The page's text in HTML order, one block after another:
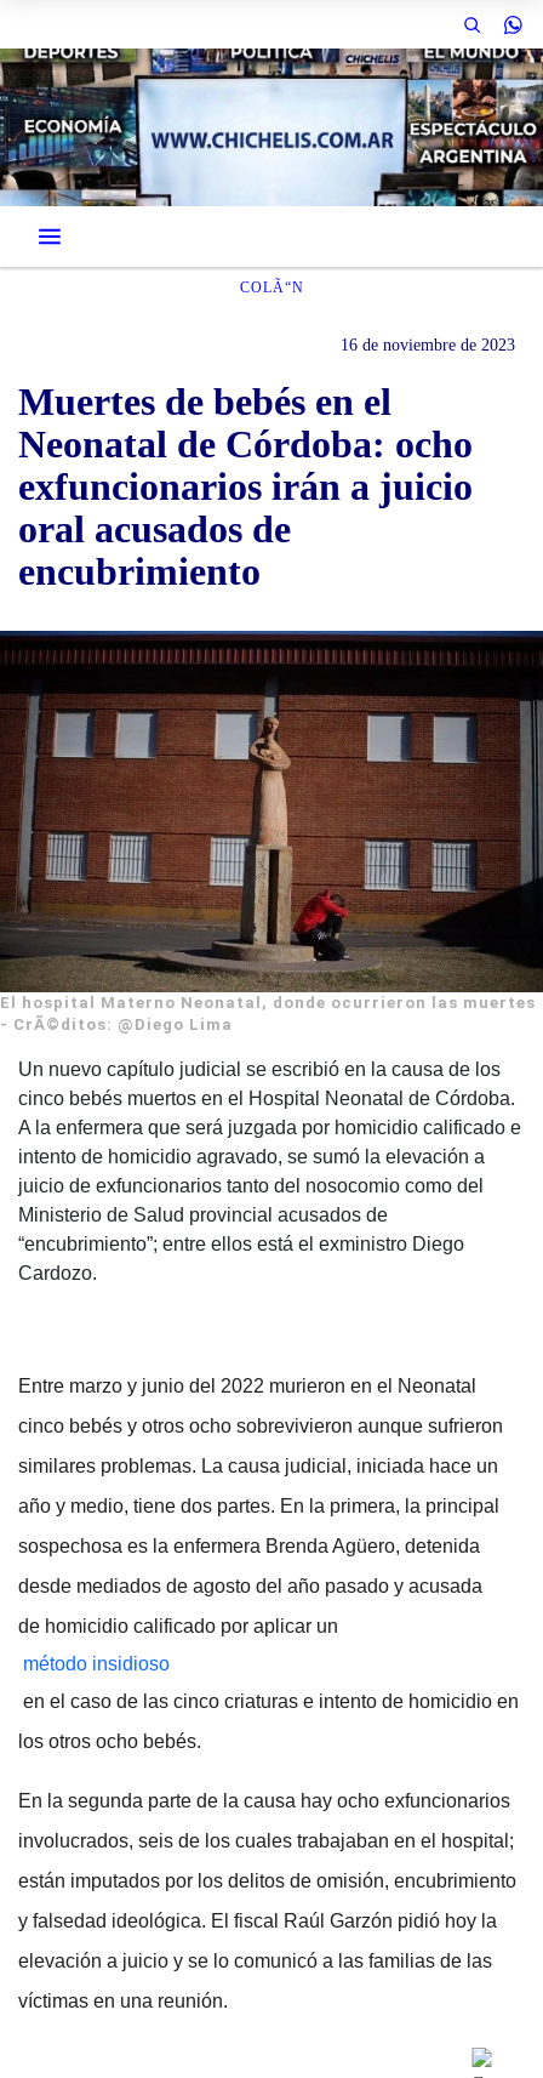
COLÃ“N
16 de noviembre de 2023
Muertes de bebés en el
Neonatal de Córdoba: ocho
exfuncionarios irán a juicio
oral acusados de
encubrimiento
El hospital Materno Neonatal, donde ocurrieron las muertes
- CrÃ©ditos: @Diego Lima
Un nuevo capítulo judicial se escribió en la causa de los
cinco bebés muertos en el Hospital Neonatal de Córdoba.
A la enfermera que será juzgada por homicidio calificado e
intento de homicidio agravado, se sumó la elevación a
juicio de exfuncionarios tanto del nosocomio como del
Ministerio de Salud provincial acusados de
“encubrimiento”; entre ellos está el exministro Diego
Cardozo.
Entre marzo y junio del 2022 murieron en el Neonatal
cinco bebés y otros ocho sobrevivieron aunque sufrieron
similares problemas. La causa judicial, iniciada hace un
año y medio, tiene dos partes. En la primera, la principal
sospechosa es la enfermera Brenda Agüero, detenida
desde mediados de agosto del año pasado y acusada
de homicidio calificado por aplicar un
método insidioso
en el caso de las cinco criaturas e intento de homicidio en
los otros ocho bebés.
En la segunda parte de la causa hay ocho exfuncionarios
involucrados, seis de los cuales trabajaban en el hospital;
están imputados por los delitos de omisión, encubrimiento
y falsedad ideológica. El fiscal Raúl Garzón pidió hoy la
elevación a juicio y se lo comunicó a las familias de las
víctimas en una reunión.